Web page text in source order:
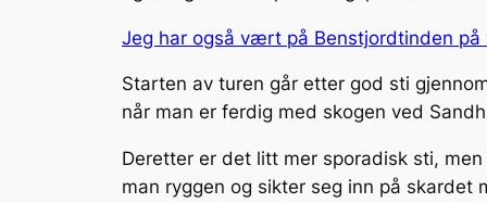
Jeg har også vært på Benstjordtinden på
Starten av turen går etter god sti
når man er ferdig med skogen ved
Deretter er det litt mer sporadisk sti,
man ryggen og sikter seg inn på skardet